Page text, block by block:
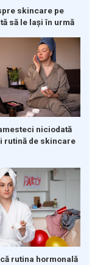
skincare pe
să le lași în urmă
niciodată
rutină de skincare
rutina hormonală